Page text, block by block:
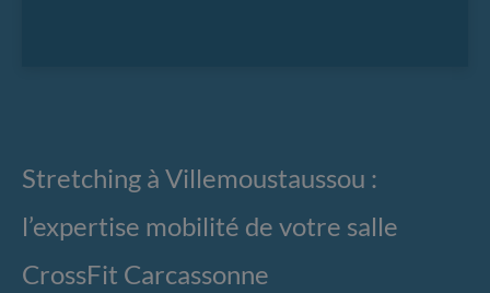
Stretching à Villemoustaussou :
l’expertise mobilité de votre salle
CrossFit Carcassonne